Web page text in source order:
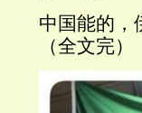
中国能的，
（全文完）